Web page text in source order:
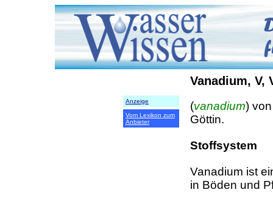
Anzeige
Vom Lexikon zum
Anbieter
Vanadium, V,
(vanadium)
Göttin.
Stoffsystem
Vanadium ist
in Böden und